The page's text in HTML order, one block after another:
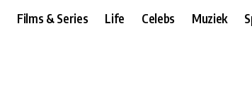
Films & Series Life Celebs Muziek